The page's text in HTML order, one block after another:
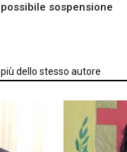
sospensione
più dello stesso autore